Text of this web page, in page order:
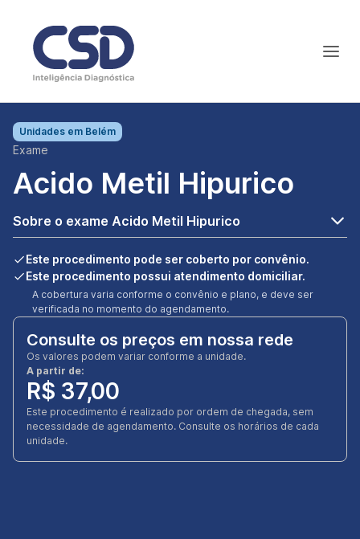
Unidades em Belém
Exame
Acido Metil Hipurico
Sobre o exame Acido Metil Hipurico
Este procedimento pode ser coberto por convênio.
Este procedimento possui atendimento domiciliar.
A cobertura varia conforme o convênio e plano, e deve ser
verificada no momento do agendamento.
Consulte os preços em nossa rede
Os valores podem variar conforme a unidade.
A partir de:
R$ 37,00
Este procedimento é realizado por ordem de chegada, sem
necessidade de agendamento. Consulte os horários de cada
unidade.